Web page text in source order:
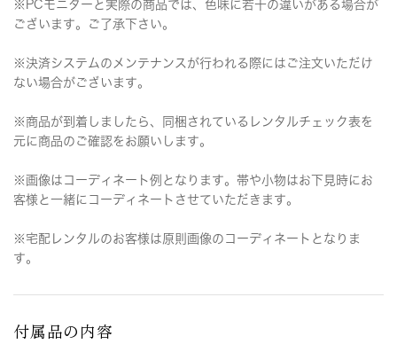
※PCモニターと実際の商品では、色味に若干の違いがある場合が
ございます。ご了承下さい。
※決済システムのメンテナンスが行われる際にはご注文いただけ
ない場合がございます。
※商品が到着しましたら、同梱されているレンタルチェック表を
元に商品のご確認をお願いします。
※画像はコーディネート例となります。帯や小物はお下見時にお
客様と一緒にコーディネートさせていただきます。
※宅配レンタルのお客様は原則画像のコーディネートとなりま
す。
付属品の内容